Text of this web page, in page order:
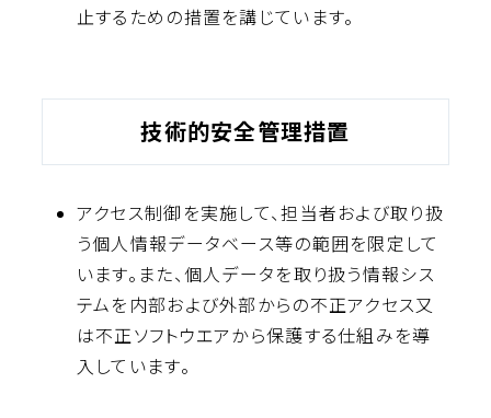
止するための措置を講じています。
技術的安全管理措置
アクセス制御を実施して、担当者および取り扱
う個人情報データベース等の範囲を限定して
います。また、個人データを取り扱う情報シス
テムを内部および外部からの不正アクセス又
は不正ソフトウエアから保護する仕組みを導
入しています。